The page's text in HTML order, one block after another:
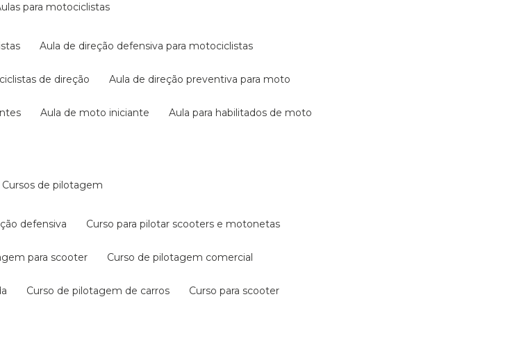
aulas para motociclistas
aula de direção defensiva para motociclistas
de direção aula de direção preventiva para moto
aula de moto iniciante aula para habilitados de moto
cursos de pilotagem
defensiva curso para pilotar scooters e motonetas
para scooter curso de pilotagem comercial
curso de pilotagem de carros curso para scooter